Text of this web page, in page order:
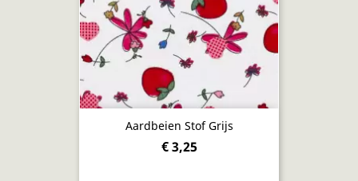
Aardbeien Stof Grijs
€ 3,25